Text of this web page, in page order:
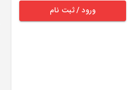
ورود / ثبت نام